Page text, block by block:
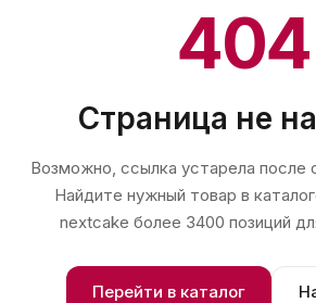
404
Страница не
Возможно, ссылка устарела после
Найдите нужный товар в
nextcake более 3400 позиций
Перейти в каталог